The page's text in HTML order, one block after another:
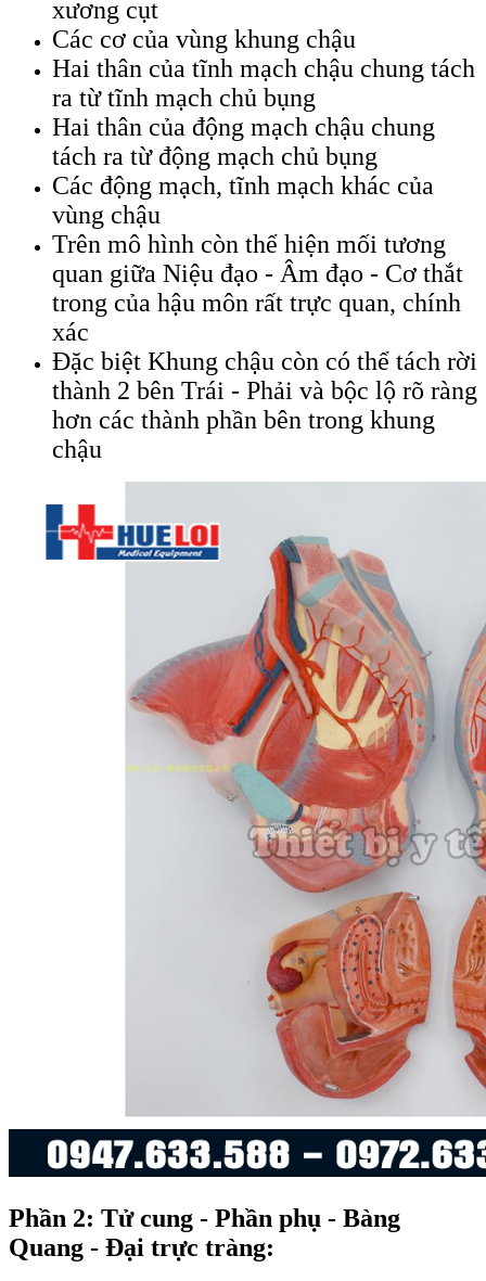
xương cụt
Các cơ của vùng khung chậu
Hai thân của tĩnh mạch chậu chung tách
ra từ tĩnh mạch chủ bụng
Hai thân của động mạch chậu chung
tách ra từ động mạch chủ bụng
Các động mạch, tĩnh mạch khác của
vùng chậu
Trên mô hình còn thể hiện mối tương
quan giữa Niệu đạo - Âm đạo - Cơ thắt
trong của hậu môn rất trực quan, chính
xác
Đặc biệt Khung chậu còn có thể tách rời
thành 2 bên Trái - Phải và bộc lộ rõ ràng
hơn các thành phần bên trong khung
chậu
Phần 2: Tử cung - Phần phụ - Bàng
Quang - Đại trực tràng: